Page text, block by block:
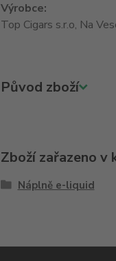
Výrobce:
Top Cigars s.r.o, Na
Původ zboží
Zboží zařazeno v
Náplně e-liquid